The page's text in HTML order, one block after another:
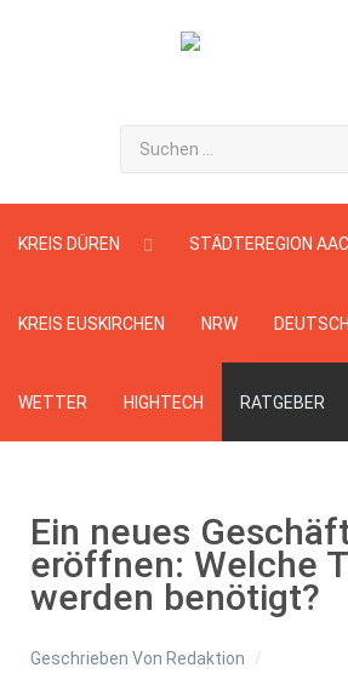
Suchen
...
KREIS DÜREN STÄDTEREGION
KREIS EUSKIRCHEN NRW
WETTER HIGHTECH RATGEBER
Ein neues
eröffnen: Welche
werden benötigt?
Geschrieben Von Redaktion